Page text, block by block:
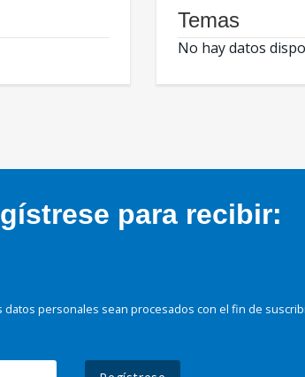
Temas
No hay datos
para recibir:
datos personales sean procesados con el fin de